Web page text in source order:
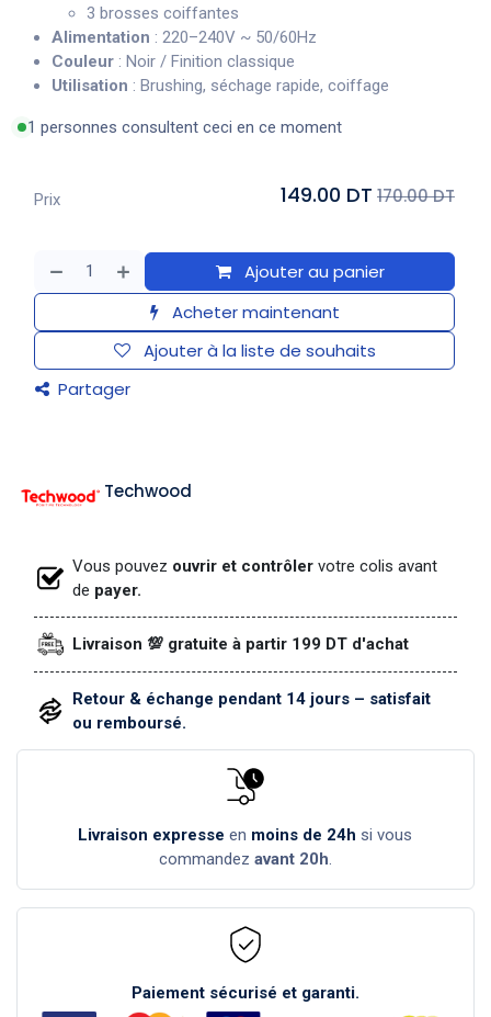
3 brosses coiffantes
Alimentation : 220–240V ~ 50/60Hz
Couleur : Noir / Finition classique
Utilisation : Brushing, séchage rapide, coiffage
1 personnes consultent ceci en ce moment
Ajouter au panier
Acheter maintenant
Ajouter à la liste de souhaits
Partager
Prix 149.00 DT 170.00 DT
Techwood
Vous pouvez ouvrir et contrôler votre colis avant
de payer.
Livraison 💯 gratuite à partir 199 DT d'achat
Retour & échange pendant 14 jours – satisfait
ou remboursé.
Livraison expresse en moins de 24h si vous
commandez avant 20h.
Paiement sécurisé et garanti.